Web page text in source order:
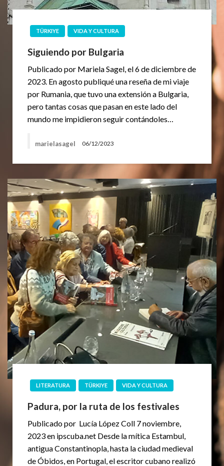
TÜRKIYE VIDA Y CULTURA
Siguiendo por Bulgaria
Publicado por Mariela Sagel, el 6 de diciembre de
2023. En agosto publiqué una reseña de mi viaje
por Rumania, que tuvo una extensión a Bulgaria,
pero tantas cosas que pasan en este lado del
mundo me impidieron seguir contándoles…
marielasagel 06/12/2023
LITERATURA TÜRKIYE VIDA Y CULTURA
Padura, por la ruta de los festivales
Publicado por Lucía López Coll 7 noviembre,
2023 en ipscuba.net Desde la mítica Estambul,
antigua Constantinopla, hasta la ciudad medieval
de Óbidos, en Portugal, el escritor cubano realizó